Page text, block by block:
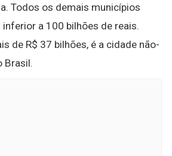
Todos os demais municípios
a 100 bilhões de reais.
de R$ 37 bilhões, é a cidade não-
Brasil.